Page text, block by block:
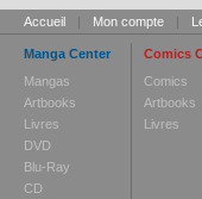
Accueil | Mon compte |
Manga Center
Mangas
Artbooks
Livres
DVD
Blu-Ray
CD
Comics
Comics
Artbooks
Livres